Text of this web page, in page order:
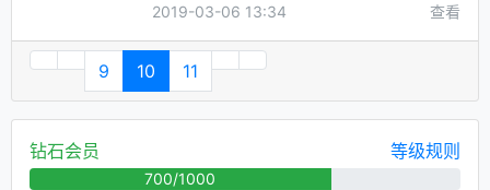
2019-03-06 13:34 查看
9 10 11
钻石会员 等级规则
700/1000